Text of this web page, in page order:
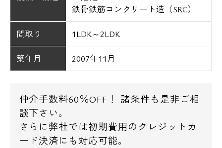
鉄骨鉄筋コンクリート造（SRC）
間取り 1LDK～2LDK
築年月 2007年11月
仲介手数料60％OFF！ 諸条件も是非ご相
談下さい。
さらに弊社では初期費用のクレジットカ
ード決済にも対応可能。